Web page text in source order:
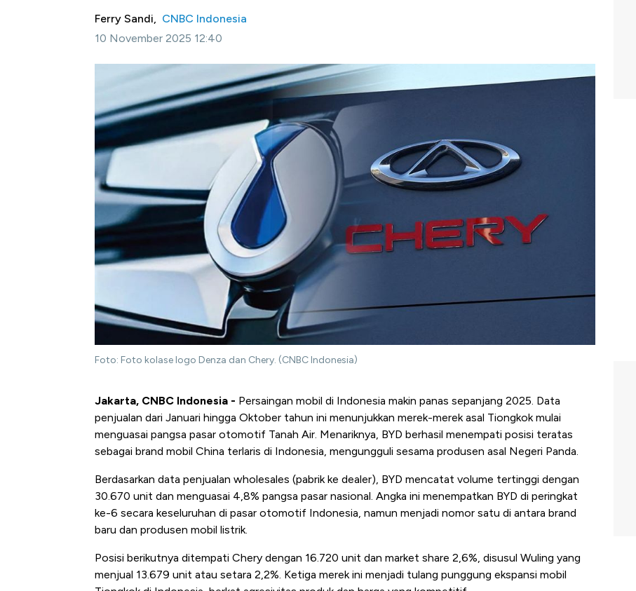
Ferry Sandi, CNBC Indonesia
10 November 2025 12:40
Foto: Foto kolase logo Denza dan Chery. (CNBC Indonesia)
Jakarta, CNBC Indonesia - Persaingan mobil di Indonesia makin panas sepanjang 2025. Data
penjualan dari Januari hingga Oktober tahun ini menunjukkan merek-merek asal Tiongkok mulai
menguasai pangsa pasar otomotif Tanah Air. Menariknya, BYD berhasil menempati posisi teratas
sebagai brand mobil China terlaris di Indonesia, mengungguli sesama produsen asal Negeri Panda.
Berdasarkan data penjualan wholesales (pabrik ke dealer), BYD mencatat volume tertinggi dengan
30.670 unit dan menguasai 4,8% pangsa pasar nasional. Angka ini menempatkan BYD di peringkat
ke-6 secara keseluruhan di pasar otomotif Indonesia, namun menjadi nomor satu di antara brand
baru dan produsen mobil listrik.
Posisi berikutnya ditempati Chery dengan 16.720 unit dan market share 2,6%, disusul Wuling yang
menjual 13.679 unit atau setara 2,2%. Ketiga merek ini menjadi tulang punggung ekspansi mobil